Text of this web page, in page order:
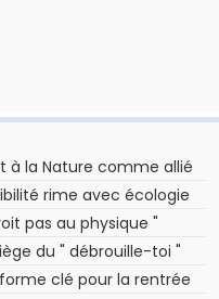
à la Nature comme allié
rime avec écologie
pas au physique "
du " débrouille-toi "
clé pour la rentrée